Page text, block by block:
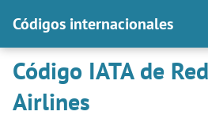
Códigos internacionales
Código IATA de
Airlines